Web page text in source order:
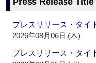
Press Release
プレスリリース・タ
2026年08月06日 (木)
プレスリリース・タ